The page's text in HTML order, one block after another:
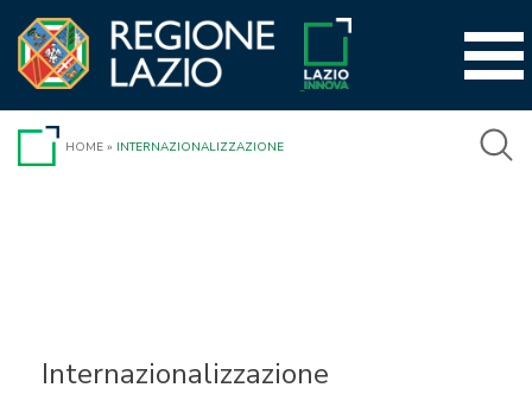
contenuto
HOME » INTERNAZIONALIZZAZIONE
Internazionalizzazione